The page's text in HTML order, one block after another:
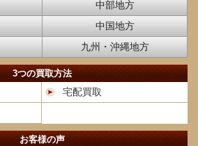
中部地方
中国地方
九州・沖縄地方
3つの買取方法
宅配買取
お客様の声